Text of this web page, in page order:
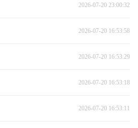
2026-07-20 23:00:32
2026-07-20 16:53:58
2026-07-20 16:53:29
2026-07-20 16:53:18
2026-07-20 16:53:11